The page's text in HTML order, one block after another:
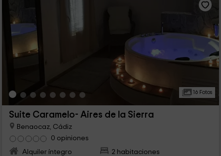
16 Fotos
Suite Caramelo- Aires de la Sierra
Benaocaz, Cádiz
0 opiniones
Alquiler íntegro
2 habitaciones